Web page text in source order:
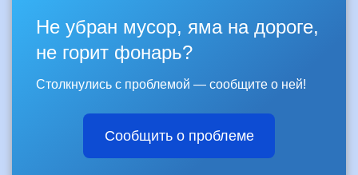
Не убран мусор, яма на дороге,
не горит фонарь?
Столкнулись с проблемой — сообщите о ней!
Сообщить о проблеме